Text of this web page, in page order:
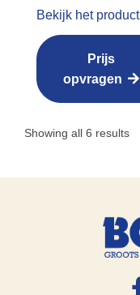
Bekijk het product
Prijs
opvragen
Showing all 6 results